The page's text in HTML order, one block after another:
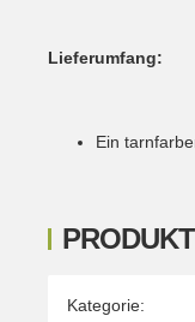
Wert
Kategorie:
Lieferumfang:
Ein